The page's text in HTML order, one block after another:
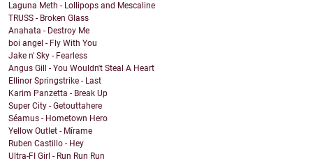
Laguna Meth - Lollipops and Mescaline
TRUSS - Broken Glass
Anahata - Destroy Me
boi angel - Fly With You
Jake n' Sky - Fearless
Angus Gill - You Wouldn't Steal A Heart
Ellinor Springstrike - Last
Karim Panzetta - Break Up
Super City - Getouttahere
Séamus - Hometown Hero
Yellow Outlet - Mírame
Ruben Castillo - Hey
Ultra-FI Girl - Run Run Run